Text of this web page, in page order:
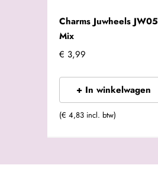
Charms Juwheels JW05
Mix
€ 3,99
+ In winkelwagen
(€ 4,83 incl. btw)